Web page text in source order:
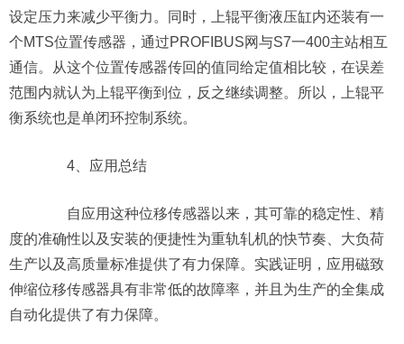
设定压力来减少平衡力。同时，上辊平衡液压缸内还装有一
个MTS位置传感器，通过PROFIBUS网与S7一400主站相互
通信。从这个位置传感器传回的值同给定值相比较，在误差
范围内就认为上辊平衡到位，反之继续调整。所以，上辊平
衡系统也是单闭环控制系统。
4、应用总结
自应用这种位移传感器以来，其可靠的稳定性、精
度的准确性以及安装的便捷性为重轨轧机的快节奏、大负荷
生产以及高质量标准提供了有力保障。实践证明，应用磁致
伸缩位移传感器具有非常低的故障率，并且为生产的全集成
自动化提供了有力保障。